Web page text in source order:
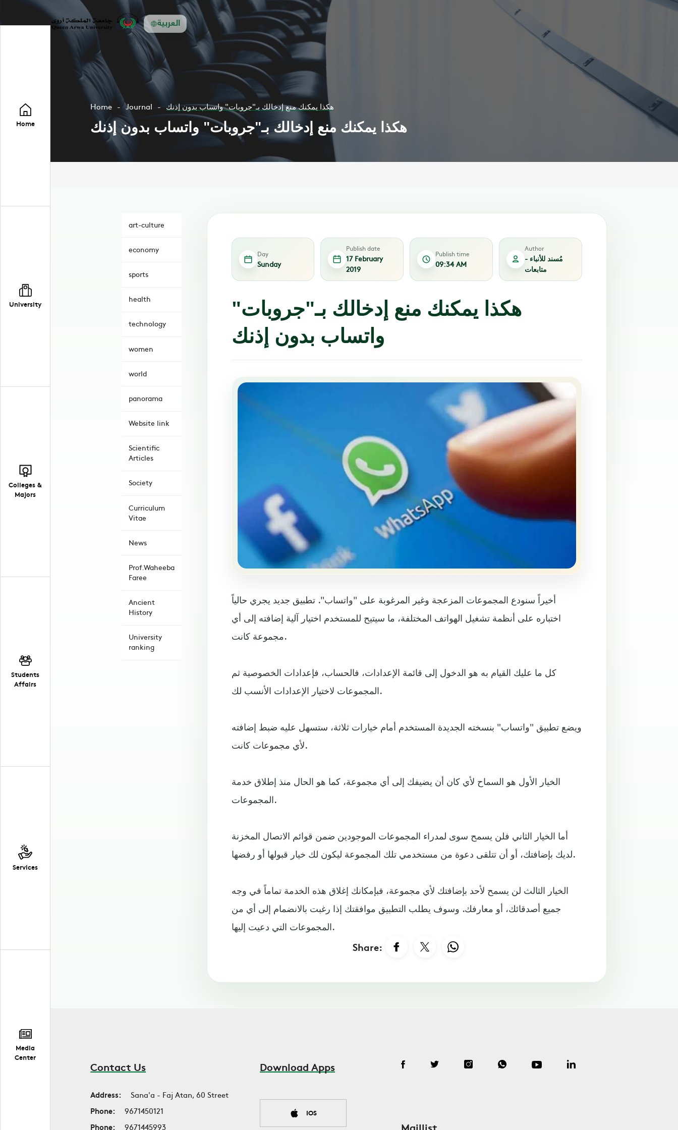
العربية
Home
University
Colleges &
Majors
Students
Affairs
Services
Media
Center
Home Journal هكذا يمكنك منع إدخالك بـ"جروبات" واتساب بدون إذنك
هكذا يمكنك منع إدخالك بـ"جروبات" واتساب بدون إذنك
art-culture
economy
sports
health
technology
women
world
panorama
Website link
Scientific
Articles
Society
Curriculum
Vitae
News
Prof.Waheeba
Faree
Ancient
History
University
ranking
Day
Sunday
Publish date
17 February
2019
Publish time
09:34 AM
Author
مُسند للأنباء -
متابعات
هكذا يمكنك منع إدخالك بـ"جروبات"
واتساب بدون إذنك
أخيراً سنودع المجموعات المزعجة وغير المرغوبة على "واتساب". تطبيق جديد يجري حالياً
اختباره على أنظمة تشغيل الهواتف المختلفة، ما سيتيح للمستخدم اختيار آلية إضافته إلى أي
مجموعة كانت.
كل ما عليك القيام به هو الدخول إلى قائمة الإعدادات، فالحساب، فإعدادات الخصوصية ثم
المجموعات لاختيار الإعدادات الأنسب لك.
ويضع تطبيق "واتساب" بنسخته الجديدة المستخدم أمام خيارات ثلاثة، ستسهل عليه ضبط إضافته
لأي مجموعات كانت.
الخيار الأول هو السماح لأي كان أن يضيفك إلى أي مجموعة، كما هو الحال منذ إطلاق خدمة
المجموعات.
أما الخيار الثاني فلن يسمح سوى لمدراء المجموعات الموجودين ضمن قوائم الاتصال المخزنة
لديك بإضافتك، أو أن تتلقى دعوة من مستخدمي تلك المجموعة ليكون لك خيار قبولها أو رفضها.
الخيار الثالث لن يسمح لأحد بإضافتك لأي مجموعة، فبإمكانك إغلاق هذه الخدمة تماماً في وجه
جميع أصدقائك، أو معارفك. وسوف يطلب التطبيق موافقتك إذا رغبت بالانضمام إلى أي من
المجموعات التي دعيت إليها.
Share:
Contact Us
Address:
Sana'a - Faj Atan, 60 Street
Phone:
9671450121
Phone:
9671445993
Download Apps
IOS
Maillist